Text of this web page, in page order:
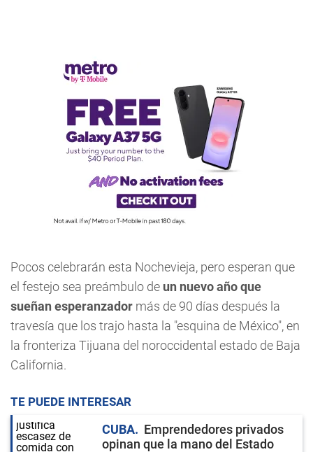
Pocos celebrarán esta Nochevieja, pero esperan que
el festejo sea preámbulo de un nuevo año que
sueñan esperanzador más de 90 días después la
travesía que los trajo hasta la "esquina de México", en
la fronteriza Tijuana del noroccidental estado de Baja
California.
TE PUEDE INTERESAR
CUBA
Emprendedores privados
opinan que la mano del Estado